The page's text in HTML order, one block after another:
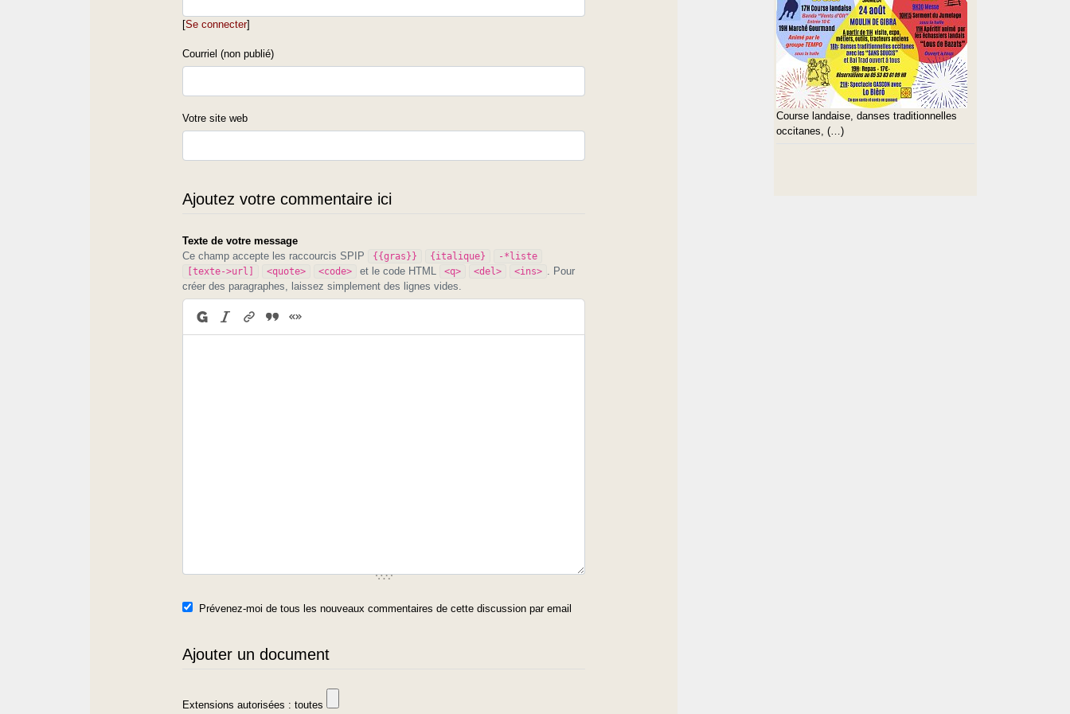
[Se connecter]
Courriel (non publié)
Votre site web
Ajoutez votre commentaire ici
Texte de votre message
Ce champ accepte les raccourcis SPIP
{{gras}} {italique}
-*liste
[texte->url]
<quote> <code> et le code HTML <q> <del> <ins>
. Pour
créer des paragraphes, laissez simplement des lignes vides.
Prévenez-moi de tous les nouveaux commentaires de cette discussion par email
Ajouter un document
Extensions autorisées : toutes
Course landaise, danses traditionnelles
occitanes, (…)